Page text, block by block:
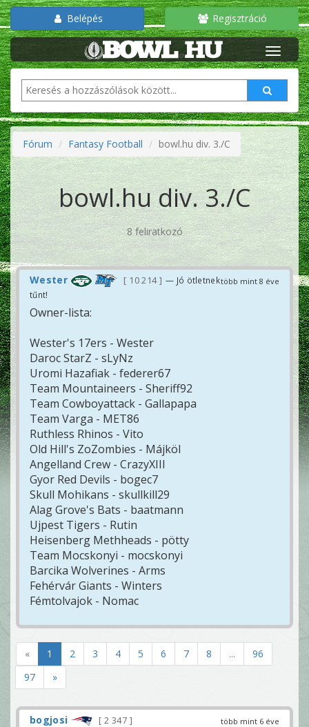
Belépés Regisztráció
Fórum Fantasy Football bowl.hu div. 3./C
bowl.hu div. 3./C
8 feliratkozó
több mint 8 éve
Wester 10 214
— Jó ötletnek
tűnt!
Owner-lista:
Wester's 17ers - Wester
Daroc StarZ - sLyNz
Uromi Hazafiak - federer67
Team Mountaineers - Sheriff92
Team Cowboyattack - Gallapapa
Team Varga - MET86
Ruthless Rhinos - Vito
Old Hill's ZoZombies - Májköl
Angelland Crew - CrazyXIII
Gyor Red Devils - bogec7
Skull Mohikans - skullkill29
Alag Grove's Bats - baatmann
Ujpest Tigers - Rutin
Heisenberg Methheads - pötty
Team Mocskonyi - mocskonyi
Barcika Wolverines - Arms
Fehérvár Giants - Winters
Fémtolvajok - Nomac
« 1 2 3 4 5 6 7 8 ...
96
97
»
több mint 6 éve
bogjosi
2 347